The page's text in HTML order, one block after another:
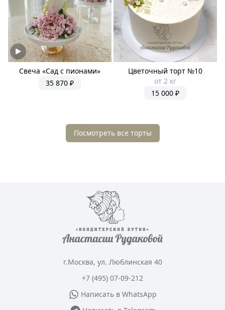
Свеча «Сад с пионами»
35 870 ₽
Цветочный торт №10
от 2 кг
15 000 ₽
Посмотреть все торты
г.Москва, ул. Люблинская 40
+7 (495) 07-09-212
Написать в WhatsApp